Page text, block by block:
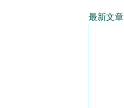
最新文章